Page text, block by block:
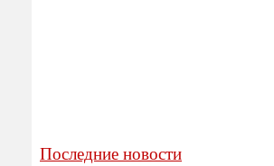
Последние новости